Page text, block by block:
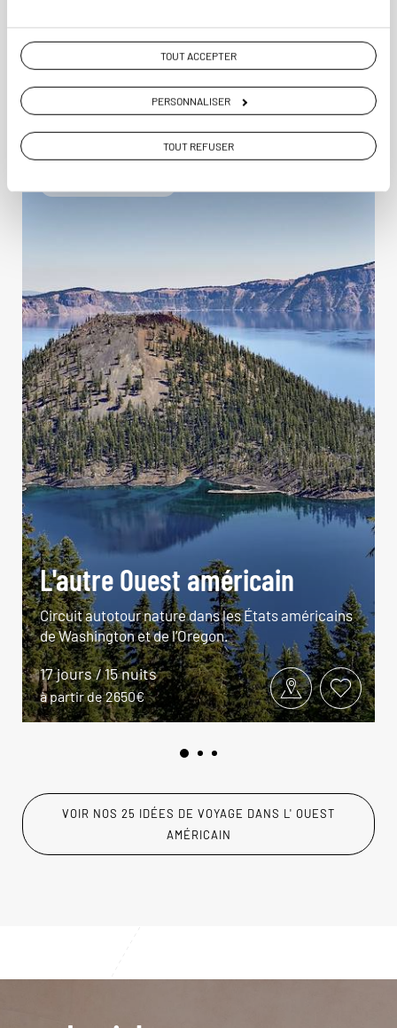
TOUT ACCEPTER
PERSONNALISER
TOUT REFUSER
Idées de voyage dans
l' Ouest américain
L'autre Ouest américain
Circuit autotour nature dans les États américains
de Washington et de l’Oregon.
17 jours / 15 nuits
à partir de 2650€
VOIR NOS 25 IDÉES DE VOYAGE DANS L' OUEST
AMÉRICAIN